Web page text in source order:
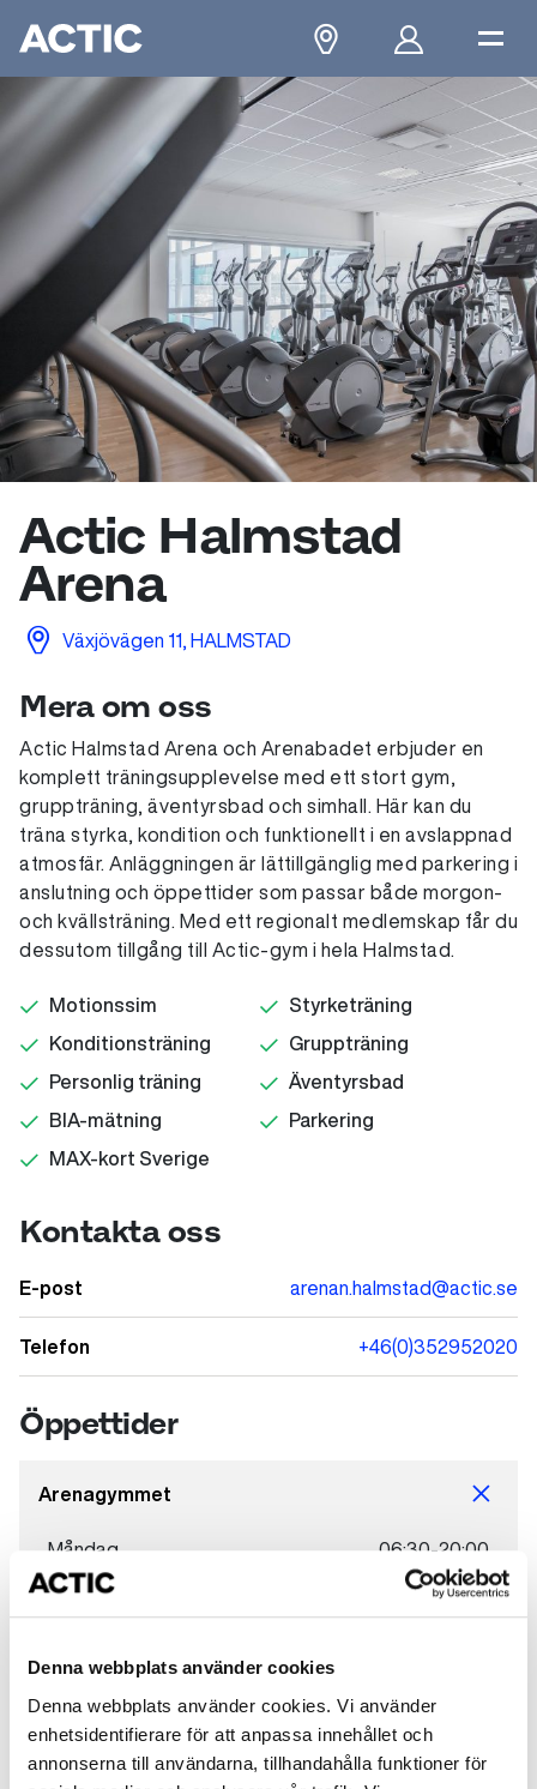
Denna webbplats använder cookies
Denna webbplats använder cookies. Vi använder
enhetsidentifierare för att anpassa innehållet och
annonserna till användarna, tillhandahålla funktioner för
Actic Halmstad
Arena
Växjövägen 11, HALMSTAD
Mera om oss
Actic Halmstad Arena och Arenabadet erbjuder en
komplett träningsupplevelse med ett stort gym,
gruppträning, äventyrsbad och simhall. Här kan du
träna styrka, kondition och funktionellt i en avslappnad
atmosfär. Anläggningen är lättillgänglig med parkering i
anslutning och öppettider som passar både morgon-
och kvällsträning. Med ett regionalt medlemskap får du
dessutom tillgång till Actic-gym i hela Halmstad.
Motionssim
Styrketräning
Konditionsträning
Gruppträning
Personlig träning
Äventyrsbad
BIA-mätning
Parkering
MAX-kort Sverige
Kontakta oss
E-post arenan.halmstad@actic.se
Telefon +46(0)352952020
Öppettider
Arenagymmet
Måndag 06:30-20:00
06:30-20:00
Torsdag 06:30-20:00
Fredag 06:30-19:00